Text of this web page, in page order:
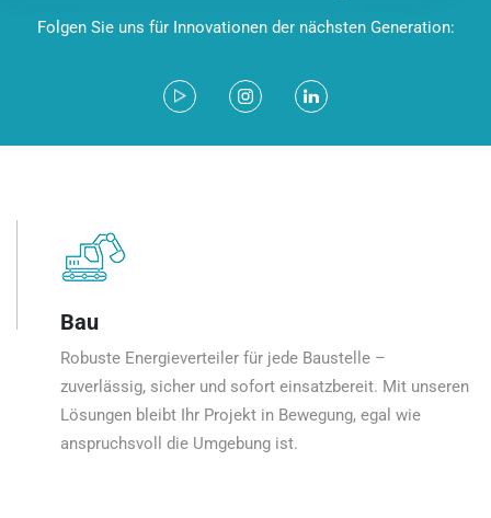
Folgen Sie uns für Innovationen der nächsten Generation:
Bau
Robuste Energieverteiler für jede Baustelle –
zuverlässig, sicher und sofort einsatzbereit. Mit unseren
Lösungen bleibt Ihr Projekt in Bewegung, egal wie
anspruchsvoll die Umgebung ist.